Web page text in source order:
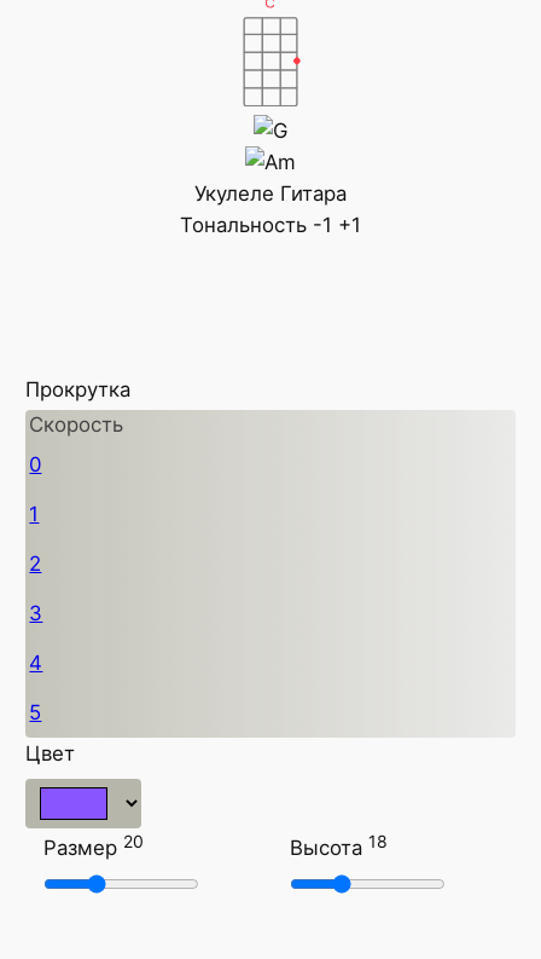
Укулеле Гитара
Тональность -1 +1
Прокрутка
Скорость
0
1
2
3
4
5
Цвет
Размер 20 Высота 18